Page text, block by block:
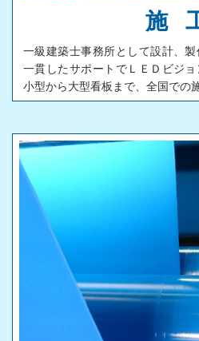
施
一級建築士事務所として設計、
一貫したサポートでＬＥＤビジョ
小型から大型看板まで、全国での